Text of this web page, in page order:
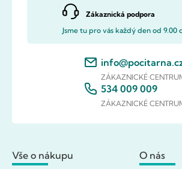
Zákaznická podpora
Jsme tu pro vás každý den od 9.00
ZÁKAZNICKÉ
534 009 009
ZÁKAZNICKÉ
Vše o nákupu O nás